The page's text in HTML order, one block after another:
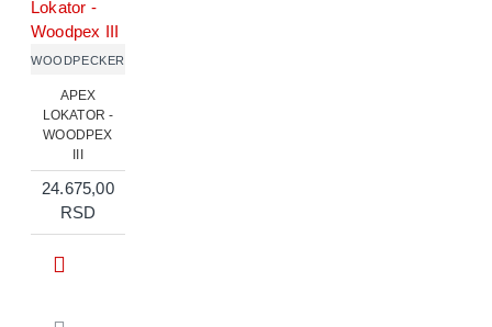
WOODPECKER
APEX
LOKATOR -
WOODPEX
24.675,00
RSD